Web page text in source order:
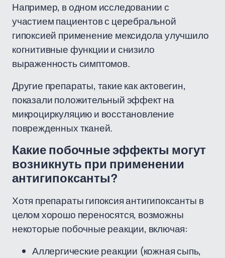
Например, в одном исследовании с
участием пациентов с церебральной
гипоксией применение мексидола улучшило
когнитивные функции и снизило
выраженность симптомов.
Другие препараты, такие как актовегин,
показали положительный эффект на
микроциркуляцию и восстановление
поврежденных тканей.
Какие побочные эффекты могут
возникнуть при применении
антигипоксанты?
Хотя препараты гипоксия антигипоксанты в
целом хорошо переносятся, возможны
некоторые побочные реакции, включая:
Аллергические реакции (кожная сыпь,